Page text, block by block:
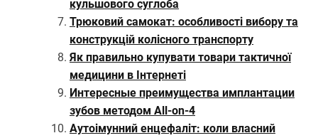
кульшового суглоба
Трюковий самокат: особливості вибору та
конструкцій колісного транспорту
Як правильно купувати товари тактичної
медицини в Інтернеті
Интересные преимущества имплантации
зубов методом All-on-4
Аутоімунний енцефаліт: коли власний